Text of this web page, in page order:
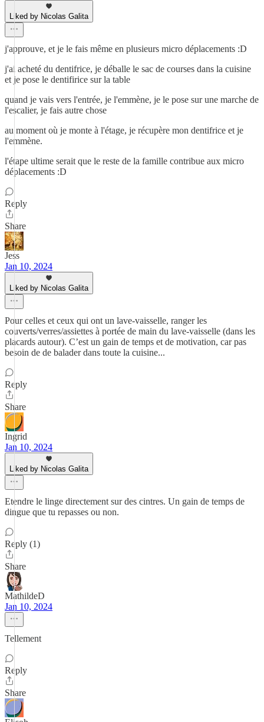
Liked by Nicolas Galita
j'approuve, et je le fais même en plusieurs micro déplacements :D
j'ai acheté du dentifrice, je déballe le sac de courses dans la cuisine
et je pose le dentifirice sur la table
quand je vais vers l'entrée, je l'emmène, je le pose sur une marche de
l'escalier, je fais autre chose
au moment où je monte à l'étage, je récupère mon dentifrice et je
l'emmène.
l'étape ultime serait que le reste de la famille contribue aux micro
déplacements :D
Reply
Share
Jess
Jan 10, 2024
Liked by Nicolas Galita
Pour celles et ceux qui ont un lave-vaisselle, ranger les
couverts/verres/assiettes à portée de main du lave-vaisselle (dans les
placards autour). C’est un gain de temps et de motivation, car pas
besoin de de balader dans toute la cuisine...
Reply
Share
Ingrid
Jan 10, 2024
Liked by Nicolas Galita
Etendre le linge directement sur des cintres. Un gain de temps de
dingue que tu repasses ou non.
Reply (1)
Share
MathildeD
Jan 10, 2024
Tellement
Reply
Share